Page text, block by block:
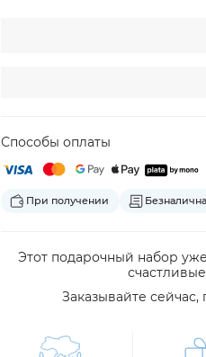
Способы оплаты
При получении
Этот подарочный набор
Заказывайте сейчас,